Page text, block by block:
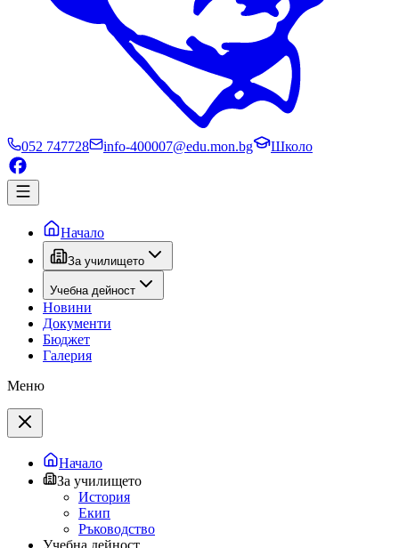
052 747728 info-400007@edu.mon.bg Школо
Начало
За училището
Учебна дейност
Новини
Документи
Бюджет
Галерия
Меню
Начало
За училището
История
Екип
Ръководство
Учебна дейност